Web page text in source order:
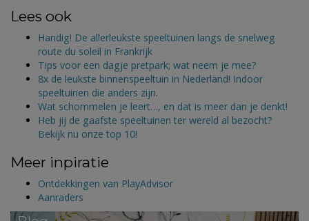
Lees ook
Handig! De allerleukste speeltuinen langs de snelweg
route du soleil in Frankrijk
Tips voor een dagje pretpark; wat neem je mee?
8x de leukste binnenspeeltuin in Nederland! Indoor
speeltuinen die anders zijn.
Wat schommelen je leert…, en dat is meer dan je denkt!
Heb jij de gaafste speeltuinen ter wereld al bezocht?
Bekijk nu onze top 10!
Meer inpiratie
Ontdekkingen van PlayAdvisor
Aanraders